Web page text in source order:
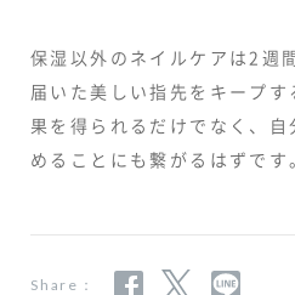
保湿以外のネイルケアは2週
届いた美しい指先をキープ
果を得られるだけでなく、
めることにも繋がるはずです
Share：